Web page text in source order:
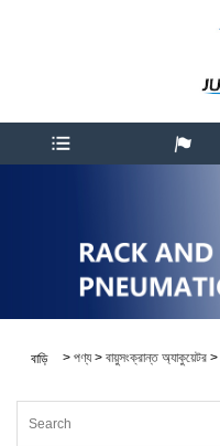
বাড়ি > পণ্য> বায়ুসংক্রান্ত অ্যাকুয়েটর >